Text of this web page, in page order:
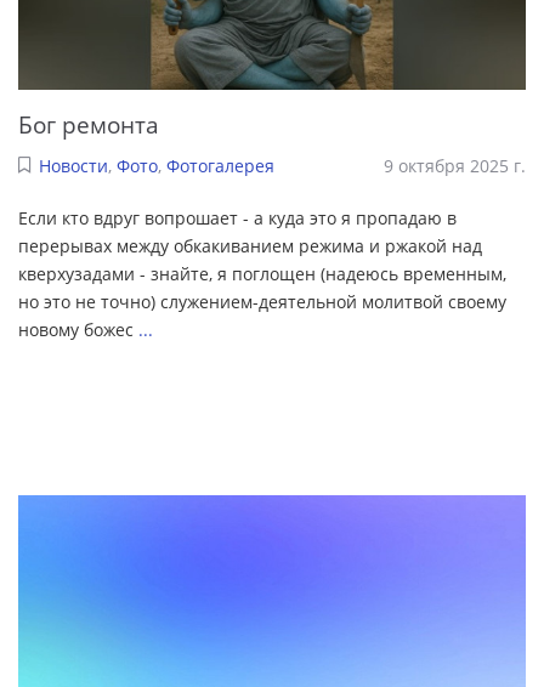
Бог ремонта
Новости, Фото, Фотогалерея 9 октября 2025 г.
Если кто вдруг вопрошает - а куда это я пропадаю в
перерывах между обкакиванием режима и ржакой над
кверхузадами - знайте, я поглощен (надеюсь временным,
но это не точно) служением-деятельной молитвой своему
новому божес ...